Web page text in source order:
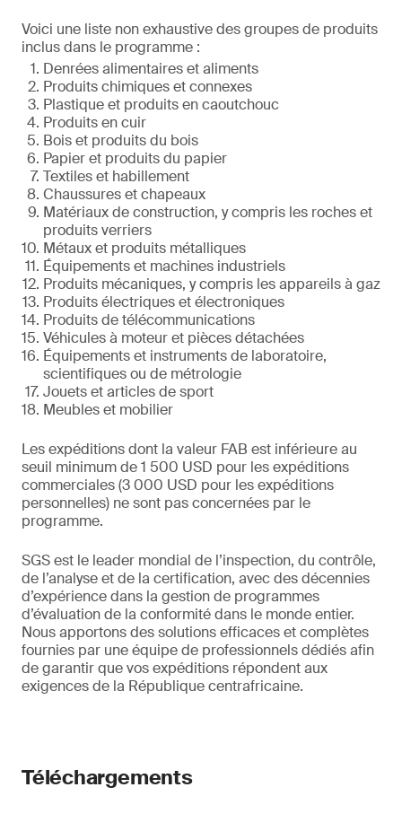
Voici une liste non exhaustive des groupes de produits
inclus dans le programme :
Denrées alimentaires et aliments
Produits chimiques et connexes
Plastique et produits en caoutchouc
Produits en cuir
Bois et produits du bois
Papier et produits du papier
Textiles et habillement
Chaussures et chapeaux
Matériaux de construction, y compris les roches et
produits verriers
Métaux et produits métalliques
Équipements et machines industriels
Produits mécaniques, y compris les appareils à gaz
Produits électriques et électroniques
Produits de télécommunications
Véhicules à moteur et pièces détachées
Équipements et instruments de laboratoire,
scientifiques ou de métrologie
Jouets et articles de sport
Meubles et mobilier
Les expéditions dont la valeur FAB est inférieure au
seuil minimum de 1 500 USD pour les expéditions
commerciales (3 000 USD pour les expéditions
personnelles) ne sont pas concernées par le
programme.
SGS est le leader mondial de l’inspection, du contrôle,
de l’analyse et de la certification, avec des décennies
d’expérience dans la gestion de programmes
d’évaluation de la conformité dans le monde entier.
Nous apportons des solutions efficaces et complètes
fournies par une équipe de professionnels dédiés afin
de garantir que vos expéditions répondent aux
exigences de la République centrafricaine.
Téléchargements